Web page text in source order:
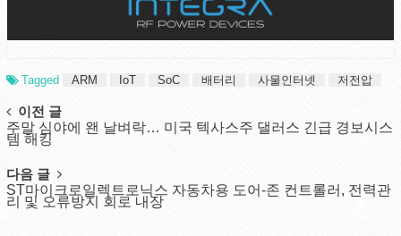
Tagged ARM IoT SoC 배터리 사물인터넷 저전압
Post
navigation
이전 글
주말 심야에 왠 날벼락… 미국 텍사스주 댈러스 긴급 경보시스
템 해킹
다음 글
ST마이크로일렉트로닉스 자동차용 도어-존 컨트롤러, 전력관
리 및 오류방지 회로 내장